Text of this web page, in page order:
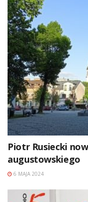
Piotr Rusiecki
augustowskiego
6 MAJA 2024